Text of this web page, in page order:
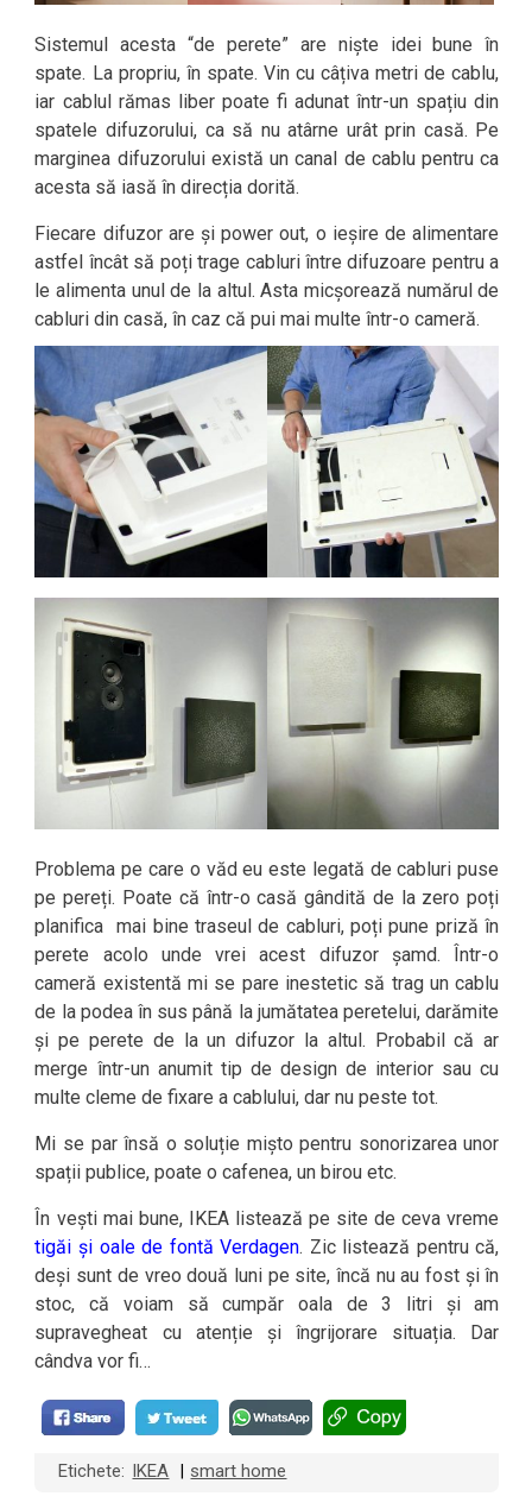
Sistemul acesta “de perete” are niște idei bune în
spate. La propriu, în spate. Vin cu câțiva metri de cablu,
iar cablul rămas liber poate fi adunat într-un spațiu din
spatele difuzorului, ca să nu atârne urât prin casă. Pe
marginea difuzorului există un canal de cablu pentru ca
acesta să iasă în direcția dorită.
Fiecare difuzor are și power out, o ieșire de alimentare
astfel încât să poți trage cabluri între difuzoare pentru a
le alimenta unul de la altul. Asta micșorează numărul de
cabluri din casă, în caz că pui mai multe într-o cameră.
Problema pe care o văd eu este legată de cabluri puse
pe pereți. Poate că într-o casă gândită de la zero poți
planifica mai bine traseul de cabluri, poți pune priză în
perete acolo unde vrei acest difuzor șamd. Într-o
cameră existentă mi se pare inestetic să trag un cablu
de la podea în sus până la jumătatea peretelui, darămite
și pe perete de la un difuzor la altul. Probabil că ar
merge într-un anumit tip de design de interior sau cu
multe cleme de fixare a cablului, dar nu peste tot.
Mi se par însă o soluție mișto pentru sonorizarea unor
spații publice, poate o cafenea, un birou etc.
În vești mai bune, IKEA listează pe site de ceva vreme
tigăi și oale de fontă Verdagen. Zic listează pentru că,
deși sunt de vreo două luni pe site, încă nu au fost și în
stoc, că voiam să cumpăr oala de 3 litri și am
supravegheat cu atenție și îngrijorare situația. Dar
cândva vor fi…
Etichete: IKEA smart home